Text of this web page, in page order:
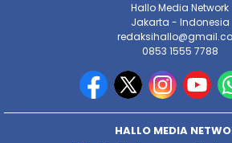
Hallo Media Network
Jakarta - Indonesia
0853 1555 7788
HALLO MEDIA